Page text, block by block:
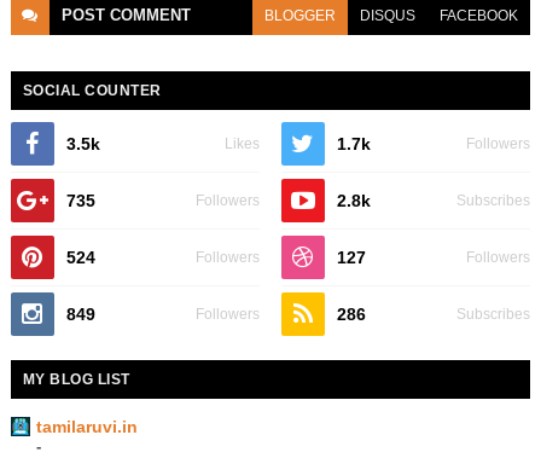
POST COMMENT BLOGGER DISQUS FACEBOOK
SOCIAL COUNTER
3.5k Likes 1.7k Followers
735 Followers 2.8k Subscribes
524 Followers 127 Followers
849 Followers 286 Subscribes
MY BLOG LIST
tamilaruvi.in
-